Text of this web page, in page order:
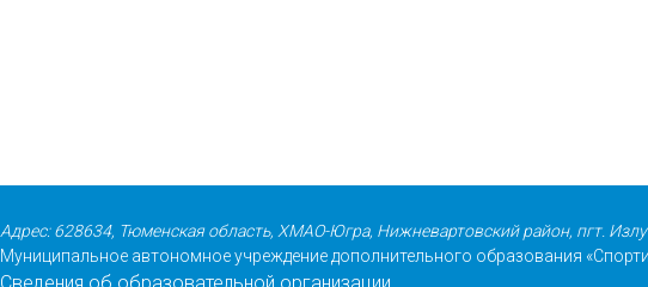
Адрес: 628634, Тюменская область, ХМАО-Югра, Нижневартовский район, пгт.
Муниципальное автономное учреждение дополнительного образования